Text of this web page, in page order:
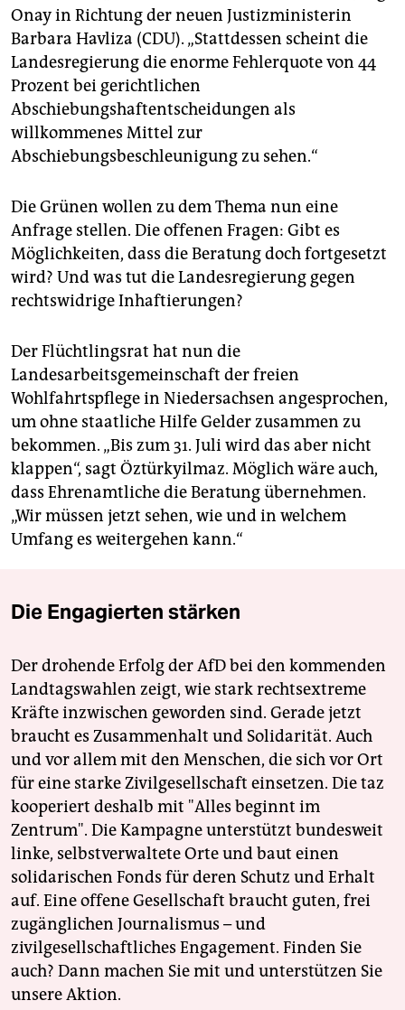
Onay in Richtung der neuen Justizministerin
Barbara Havliza (CDU). „Stattdessen scheint die
Landesregierung die enorme Fehlerquote von 44
Prozent bei gerichtlichen
Abschiebungshaftentscheidungen als
willkommenes Mittel zur
Abschiebungsbeschleunigung zu sehen.“
Die Grünen wollen zu dem Thema nun eine
Anfrage stellen. Die offenen Fragen: Gibt es
Möglichkeiten, dass die Beratung doch fortgesetzt
wird? Und was tut die Landesregierung gegen
rechtswidrige Inhaftierungen?
Der Flüchtlingsrat hat nun die
Landesarbeitsgemeinschaft der freien
Wohlfahrtspflege in Niedersachsen angesprochen,
um ohne staatliche Hilfe Gelder zusammen zu
bekommen. „Bis zum 31. Juli wird das aber nicht
klappen“, sagt Öztürkyilmaz. Möglich wäre auch,
dass Ehrenamtliche die Beratung übernehmen.
„Wir müssen jetzt sehen, wie und in welchem
Umfang es weitergehen kann.“
Die Engagierten stärken
Der drohende Erfolg der AfD bei den kommenden
Landtagswahlen zeigt, wie stark rechtsextreme
Kräfte inzwischen geworden sind. Gerade jetzt
braucht es Zusammenhalt und Solidarität. Auch
und vor allem mit den Menschen, die sich vor Ort
für eine starke Zivilgesellschaft einsetzen. Die taz
kooperiert deshalb mit "Alles beginnt im
Zentrum". Die Kampagne unterstützt bundesweit
linke, selbstverwaltete Orte und baut einen
solidarischen Fonds für deren Schutz und Erhalt
auf. Eine offene Gesellschaft braucht guten, frei
zugänglichen Journalismus – und
zivilgesellschaftliches Engagement. Finden Sie
auch? Dann machen Sie mit und unterstützen Sie
unsere Aktion.